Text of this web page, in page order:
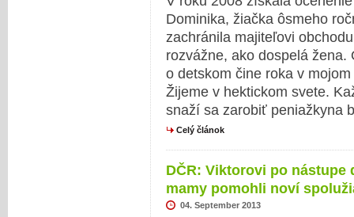
Dominika, žiačka ôsmeho
zachránila majiteľovi
rozvážne, ako dospelá žena.
o detskom čine roka v
Žijeme v hektickom svete.
snaží sa zarobiť peniažkyna
Celý článok
DČR: Viktorovi po nástupe
mamy pomohli noví
04. September 2013